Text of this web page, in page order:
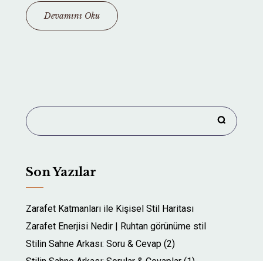
Devamını Oku
Son Yazılar
Zarafet Katmanları ile Kişisel Stil Haritası
Zarafet Enerjisi Nedir | Ruhtan görünüme stil
Stilin Sahne Arkası: Soru & Cevap (2)